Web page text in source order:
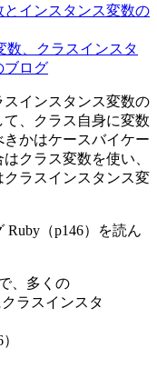
インスタンス変数の
数、クラスインスタ
ブログ
スインスタンス変数の
、クラス自身に変数
かはケースバイケー
クラス変数を使い、
ラスインスタンス変
（p146）を読ん
、多くの
ラスインスタ